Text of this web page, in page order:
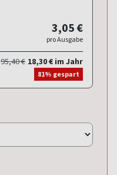
3,05 €
pro Ausgabe
95,40 € 18,30 € im Jahr
81% gespart